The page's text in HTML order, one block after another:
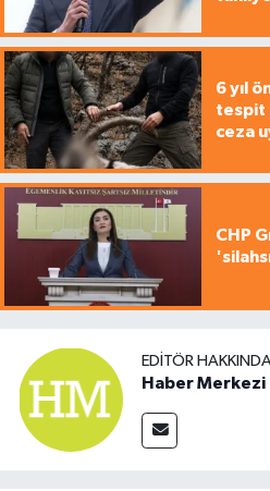
6 yıl
tespit
ceza
CHP
EDITÖR
Haber Merkezi